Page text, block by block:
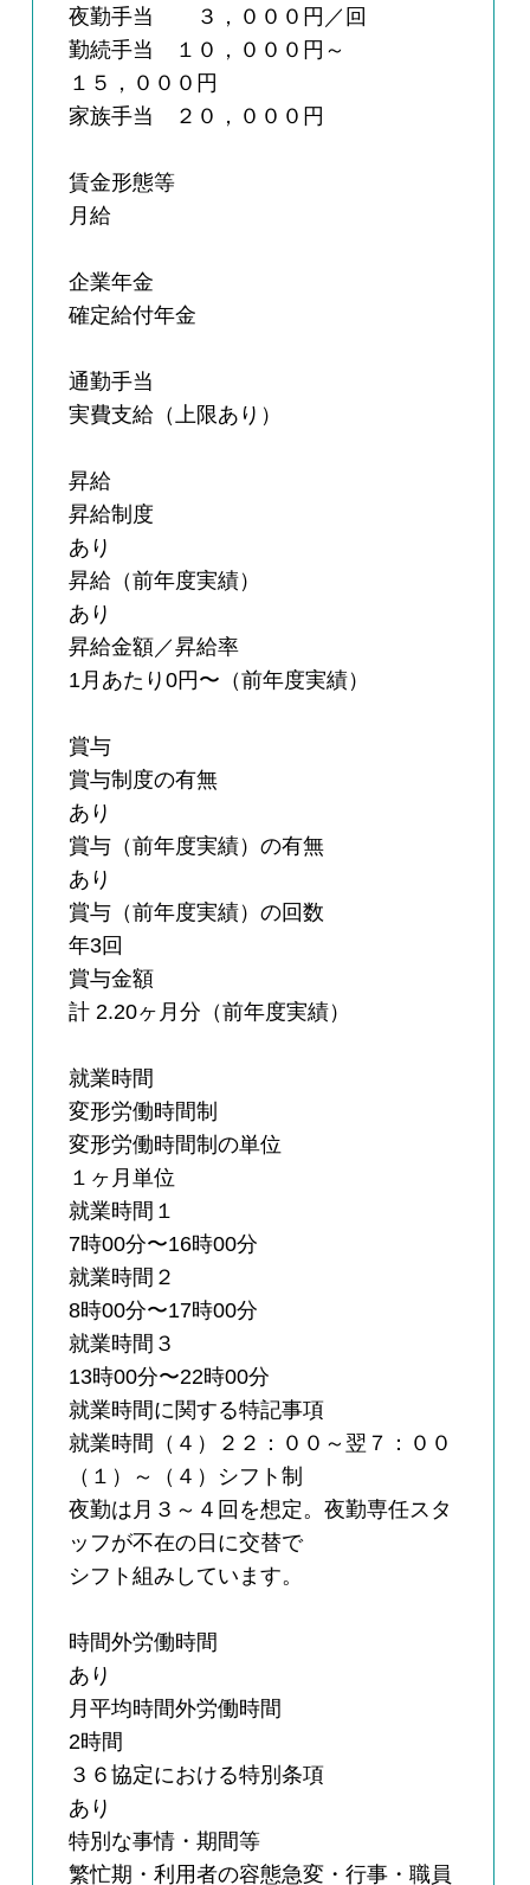
夜勤手当 ３，０００円／回
勤続手当 １０，０００円～
１５，０００円
家族手当 ２０，０００円
賃金形態等
月給
企業年金
確定給付年金
通勤手当
実費支給（上限あり）
昇給
昇給制度
あり
昇給（前年度実績）
あり
昇給金額／昇給率
1月あたり0円〜（前年度実績）
賞与
賞与制度の有無
あり
賞与（前年度実績）の有無
あり
賞与（前年度実績）の回数
年3回
賞与金額
計 2.20ヶ月分（前年度実績）
就業時間
変形労働時間制
変形労働時間制の単位
１ヶ月単位
就業時間１
7時00分〜16時00分
就業時間２
8時00分〜17時00分
就業時間３
13時00分〜22時00分
就業時間に関する特記事項
就業時間（４）２２：００～翌７：００
（１）～（４）シフト制
夜勤は月３～４回を想定。夜勤専任スタ
ッフが不在の日に交替で
シフト組みしています。
時間外労働時間
あり
月平均時間外労働時間
2時間
３６協定における特別条項
あり
特別な事情・期間等
繁忙期・利用者の容態急変・行事・職員